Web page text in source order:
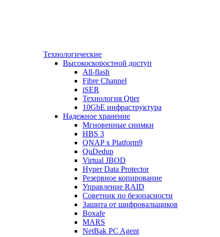
Технологические
Высокоскоростной доступ
All-flash
Fibre Channel
iSER
Технология Qtier
10GbE инфраструктура
Надежное хранение
Мгновенные снимки
HBS 3
QNAP x Platform9
QuDedup
Virtual JBOD
Hyper Data Protector
Резервное копирование
Управление RAID
Советник по безопасности
Защита от шифровальщиков
Boxafe
MARS
NetBak PC Agent